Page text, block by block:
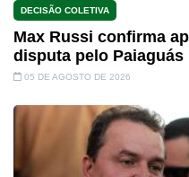
DECISÃO COLETIVA
Max Russi confirma
disputa pelo Paiaguás
05 DE AGOSTO DE 2026